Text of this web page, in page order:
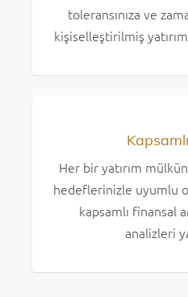
toleransınıza ve
kişiselleştirilmiş
Her bir yatırım
hedeflerinizle uyumlu
kapsamlı finansal
analizleri